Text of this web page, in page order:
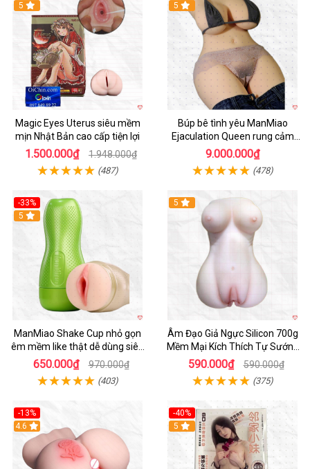
Hot
5
Magic Eyes Uterus siêu mềm
mịn Nhật Bản cao cấp tiện lợi
1.500.000₫ 1.948.000₫
(487)
5
Búp bê tình yêu ManMiao
Ejaculation Queen rung cảm
biến sưởi ấm phun nước thông
9.000.000₫
(478)
-33%
Hot
5
ManMiao Shake Cup nhỏ gọn
êm mềm like thật dễ dùng siêu
hưng phấn
650.000₫ 970.000₫
(403)
5
Âm Đạo Giả Ngực Silicon 700g
Mềm Mại Kích Thích Tự Sướng
Nam
590.000₫ 590.000₫
(375)
-13%
4.6
-40%
5